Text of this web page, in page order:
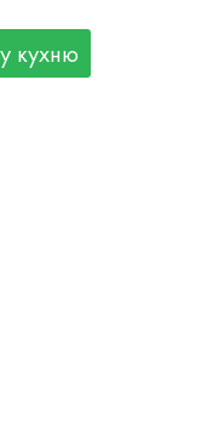
кухню